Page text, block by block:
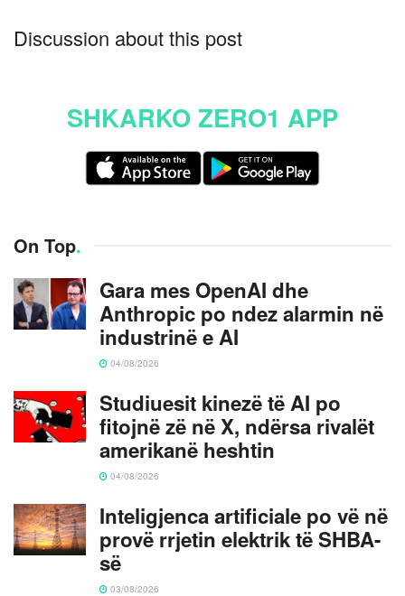
Discussion about this post
SHKARKO ZERO1 APP
On Top.
Gara mes OpenAI dhe
Anthropic po ndez alarmin në
industrinë e AI
04/08/2026
Studiuesit kinezë të AI po
fitojnë zë në X, ndërsa rivalët
amerikanë heshtin
04/08/2026
Inteligjenca artificiale po vë në
provë rrjetin elektrik të SHBA-
së
03/08/2026